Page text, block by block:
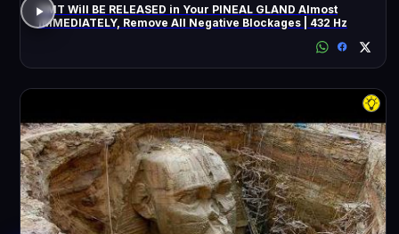
DMT Will BE RELEASED in Your PINEAL GLAND Almost
IMMEDIATELY, Remove All Negative Blockages | 432 Hz